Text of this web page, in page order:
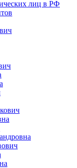
лиц в РФ